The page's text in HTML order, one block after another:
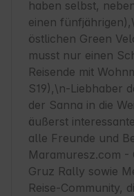
haben selbst,
einen
östlichen Green
musst nur einen
Reisende mit
S19),\n-Liebhaber
der Sanna in die
äußerst
alle Freunde und
Maramuresz.com
Gruz Rally sowie
Reise-Community,